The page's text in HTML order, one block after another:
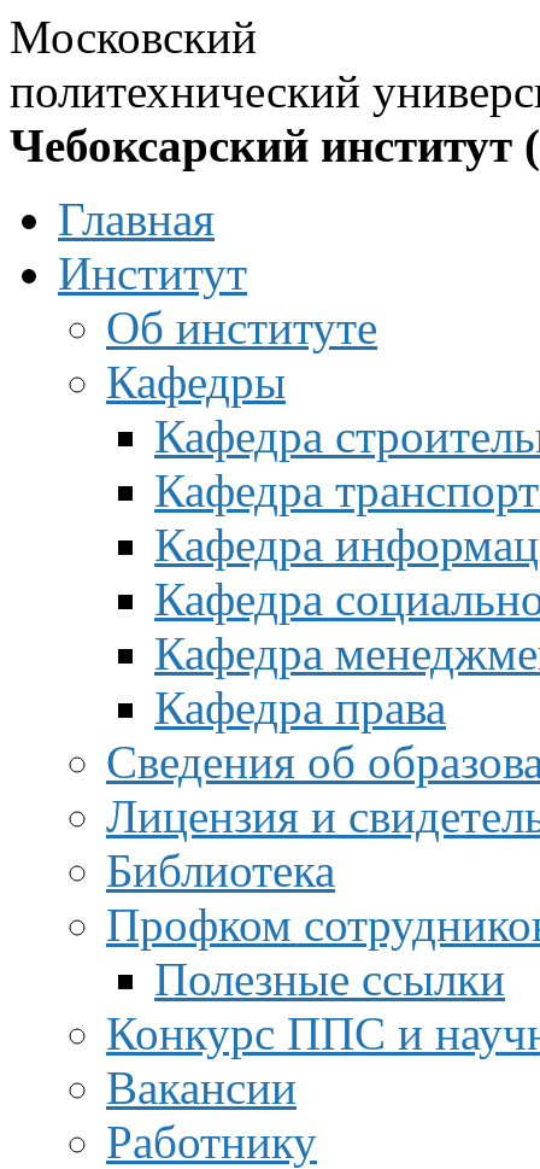
Московский
политехнический
Чебоксарский институт
Главная
Институт
Об институте
Кафедры
Кафедра
Кафедра
Кафедра
Кафедра
Кафедра
Кафедра права
Сведения об
Лицензия и
Библиотека
Профком
Полезные ссылки
Конкурс ППС и
Вакансии
Работнику